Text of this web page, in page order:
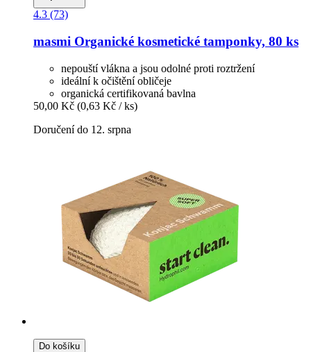
4.3 (73)
masmi Organické kosmetické tamponky, 80 ks
nepouští vlákna a jsou odolné proti roztržení
ideální k očištění obličeje
organická certifikovaná bavlna
50,00 Kč (0,63 Kč / ks)
Doručení do 12. srpna
Do košíku